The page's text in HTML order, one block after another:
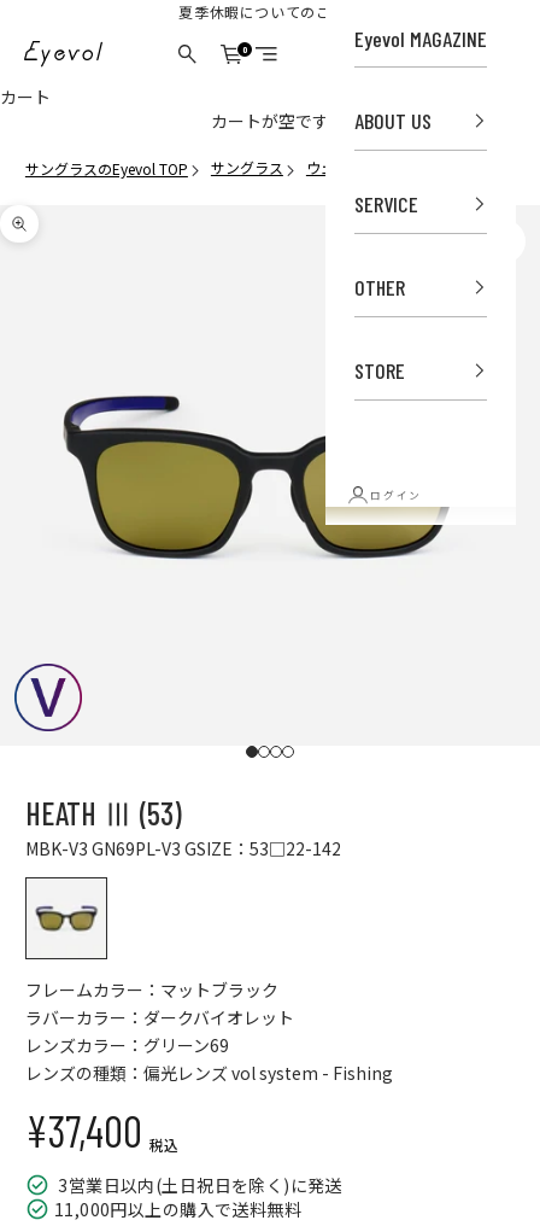
夏季休暇についてのご案内
Eyevol Online Store検索 カート
0
メニュー
Eyevol MAGAZINE
ABOUT US
SERVICE
OTHER
STORE
ログイン
カート
カートが空です
サングラスのEyevol TOP サングラス ウェリントン
ズームイン
I18n Error: Missing interpolation value
I18n Error: Missing interpolation value
I18n Error: Missing interpolation value
I18n Error: Missing interpolation value
HEATH Ⅲ (53)
MBK-V3 GN69PL-V3 GSIZE：53□22-142
フレームカラー：マットブラック
ラバーカラー：ダークバイオレット
レンズカラー：グリーン69
レンズの種類：偏光レンズ vol system - Fishing
セール価格
¥37,400 税込
3営業日以内(土日祝日を除く)に発送
11,000円以上の購入で送料無料